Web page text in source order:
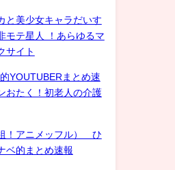
と美少女キャラだいす
モテ星人 ！あらゆるマ
サイト
YOUTUBERまとめ速
おたく！初老人の介護
！アニメッフル） ひ
ベ的まとめ速報